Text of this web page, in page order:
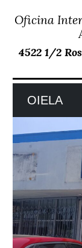
Skip
Oficina
4522 1/2
OIELA